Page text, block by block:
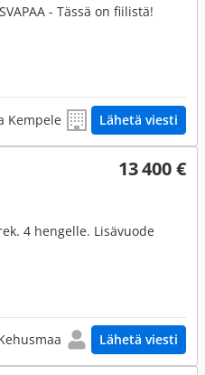
- Tässä on fiilistä!
Kempele Lähetä viesti
13 400 €
4 hengelle. Lisävuode
Lähetä viesti